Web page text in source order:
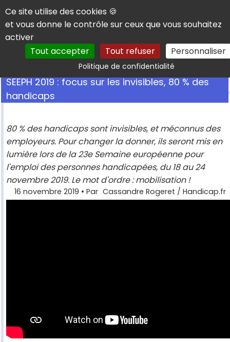
Panneau de gestion des cookies
Ce site utilise des cookies 🍪
et vous donne le contrôle sur ceux que vous souhaitez
activer
Tout accepter
Tout refuser Personnaliser
Politique de confidentialitéRechercher
SEEPH 2019 : focus sur les invisibles, 80 % des
handicaps
80 % des handicaps sont invisibles, et méconnus des
employeurs. Pour changer la donner, ils seront mis en
lumière lors de la 23e Semaine européenne pour
l'emploi des personnes handicapées, du 18 au 24
novembre 2019. Le mot d'ordre : mobilisation !
16 novembre 2019 • Par Cassandre Rogeret / Handicap.fr